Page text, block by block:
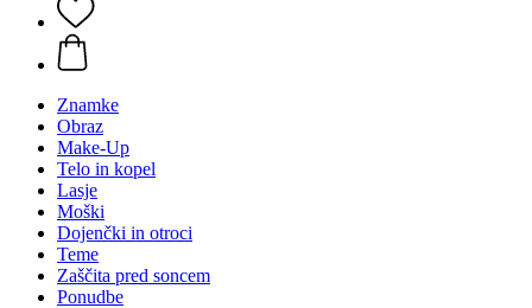
Znamke
Obraz
Make-Up
Telo in kopel
Lasje
Moški
Dojenčki in otroci
Teme
Zaščita pred soncem
Ponudbe